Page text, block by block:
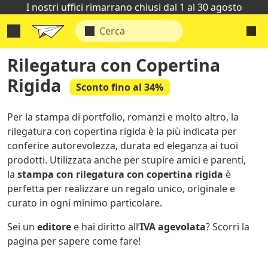
I nostri uffici rimarrano chiusi dal 1 al 30 agosto
Rilegatura con Copertina
Rigida
Sconto fino al 34%
Per la stampa di portfolio, romanzi e molto altro, la
rilegatura con copertina rigida è la più indicata per
conferire autorevolezza, durata ed eleganza ai tuoi
prodotti. Utilizzata anche per stupire amici e parenti,
la stampa con rilegatura con copertina rigida è
perfetta per realizzare un regalo unico, originale e
curato in ogni minimo particolare.
Sei un editore e hai diritto all’IVA agevolata? Scorri la
pagina per sapere come fare!